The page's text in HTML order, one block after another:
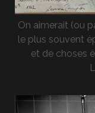
On aimerait (ou
le plus souvent
et de choses